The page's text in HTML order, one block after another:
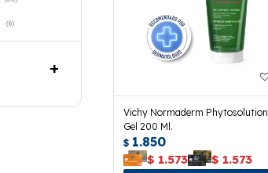
Vichy Normaderm Phytosolution
Gel 200 Ml.
$ 1.850
$ 1.573 $ 1.573
(6)